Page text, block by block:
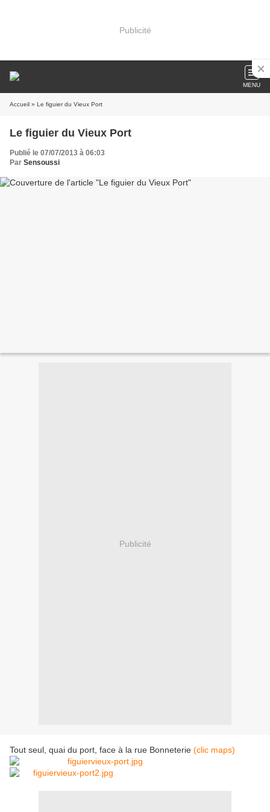
Publicité
MENU
Accueil » Le figuier du Vieux Port
Le figuier du Vieux Port
Publié le 07/07/2013 à 06:03
Par Sensoussi
Publicité
Tout seul, quai du port, face à la rue Bonneterie (clic maps)